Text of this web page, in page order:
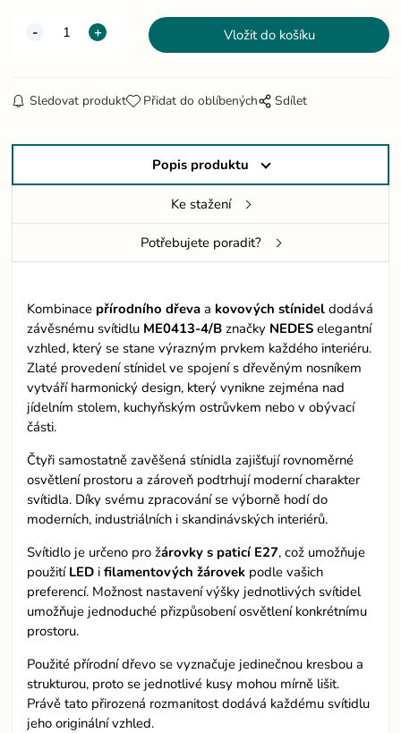
Sledovat produkt Přidat do oblíbených Sdílet
Popis produktu
Ke stažení
Potřebujete poradit?
Kombinace přírodního dřeva a kovových stínidel dodává
závěsnému svítidlu ME0413-4/B značky NEDES elegantní
vzhled, který se stane výrazným prvkem každého interiéru.
Zlaté provedení stínidel ve spojení s dřevěným nosníkem
vytváří harmonický design, který vynikne zejména nad
jídelním stolem, kuchyňským ostrůvkem nebo v obývací
části.
Čtyři samostatně zavěšená stínidla zajišťují rovnoměrné
osvětlení prostoru a zároveň podtrhují moderní charakter
svítidla. Díky svému zpracování se výborně hodí do
moderních, industriálních i skandinávských interiérů.
Svítidlo je určeno pro žárovky s paticí E27, což umožňuje
použití LED ifilamentových žárovek podle vašich
preferencí. Možnost nastavení výšky jednotlivých svítidel
umožňuje jednoduché přizpůsobení osvětlení konkrétnímu
prostoru.
Použité přírodní dřevo se vyznačuje jedinečnou kresbou a
strukturou, proto se jednotlivé kusy mohou mírně lišit.
Právě tato přirozená rozmanitost dodává každému svítidlu
jeho originální vzhled.